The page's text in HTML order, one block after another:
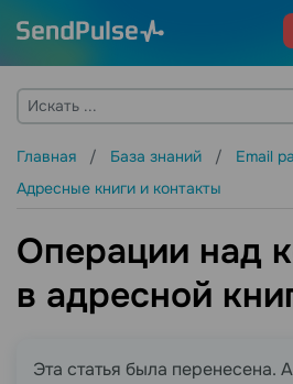
Главная База знаний
Email
Адресные книги и контакты
Операции над
в адресной
Эта статья была перенесена.